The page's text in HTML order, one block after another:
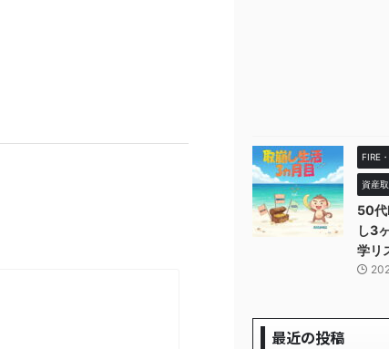
FIRE
資産
50代
し3
学リ
最近の投稿